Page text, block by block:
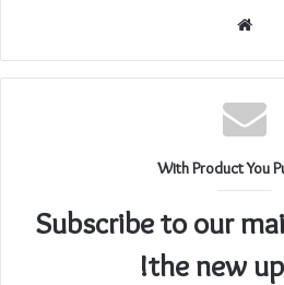
With Product You
Subscribe to our
the new